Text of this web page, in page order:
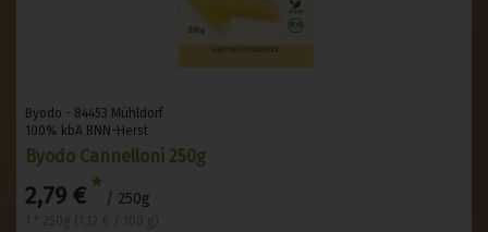
Byodo - 84453 Mühldorf
100% kbA BNN-Herst
Byodo Cannelloni 250g
2,79 € * / 250g